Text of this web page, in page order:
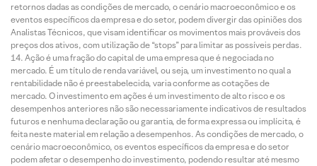
retornos dadas as condições de mercado, o cenário macroeconômico e os
eventos específicos da empresa e do setor, podem divergir das opiniões dos
Analistas Técnicos, que visam identificar os movimentos mais prováveis dos
preços dos ativos, com utilização de “stops” para limitar as possíveis perdas.
Ação é uma fração do capital de uma empresa que é negociada no
mercado. É um título de renda variável, ou seja, um investimento no qual a
rentabilidade não é preestabelecida, varia conforme as cotações de
mercado. O investimento em ações é um investimento de alto risco e os
desempenhos anteriores não são necessariamente indicativos de resultados
futuros e nenhuma declaração ou garantia, de forma expressa ou implícita, é
feita neste material em relação a desempenhos. As condições de mercado, o
cenário macroeconômico, os eventos específicos da empresa e do setor
podem afetar o desempenho do investimento, podendo resultar até mesmo